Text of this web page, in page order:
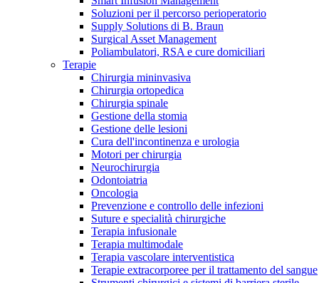
Campione stomia o cateteri
Richiedi gratuitamente un campione al nostro Customer Care,
Trova la tua opportunità di lavoro!
Scopri le opportunità di carriera del Gruppo B. Braun. Visita
Soluzioni per il percorso perioperatorio
Supply Solutions di B. Braun
Surgical Asset Management
Poliambulatori, RSA e cure domiciliari
Terapie
Chirurgia mininvasiva
Chirurgia ortopedica
Chirurgia spinale
Gestione della stomia
Gestione delle lesioni
Cura dell'incontinenza e urologia
Motori per chirurgia
Neurochirurgia
Odontoiatria
Oncologia
Prevenzione e controllo delle infezioni
Suture e specialità chirurgiche
Terapia infusionale
Terapia multimodale
Terapia vascolare interventistica
Terapie extracorporee per il trattamento del sangue